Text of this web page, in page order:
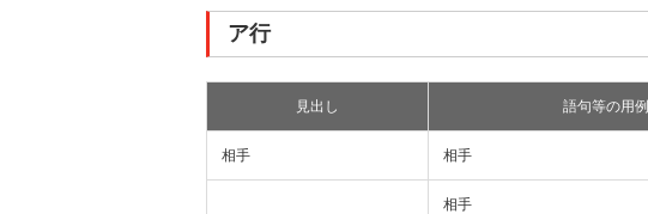
ア行
見出し 語句等の用例
相手 相手
相手